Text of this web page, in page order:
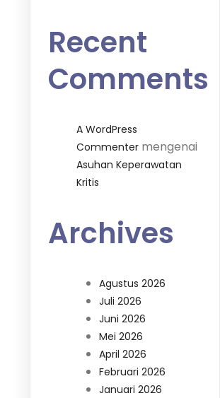
Recent
Comments
A WordPress
Commenter mengenai
Asuhan Keperawatan
Kritis
Archives
Agustus 2026
Juli 2026
Juni 2026
Mei 2026
April 2026
Februari 2026
Januari 2026